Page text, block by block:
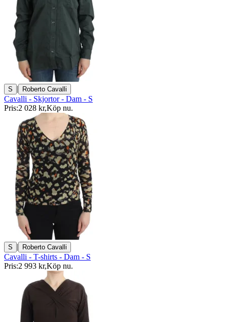
S | Roberto Cavalli
Cavalli - Skjortor - Dam - S
Pris:2 028 kr,Köp nu.
S | Roberto Cavalli
Cavalli - T-shirts - Dam - S
Pris:2 993 kr,Köp nu.